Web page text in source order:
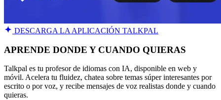
DESCARGA LA APLICACIÓN TALKPAL
APRENDE DONDE Y CUANDO QUIERAS
Talkpal es tu profesor de idiomas con IA, disponible en web y
móvil. Acelera tu fluidez, chatea sobre temas súper interesantes por
escrito o por voz, y recibe mensajes de voz realistas donde y cuando
quieras.